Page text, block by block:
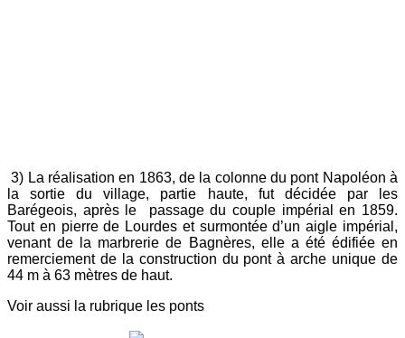
3) La réalisation en 1863, de la colonne du pont Napoléon à
la sortie du village, partie haute, fut décidée par les
Barégeois, après le passage du couple impérial en 1859.
Tout en pierre de Lourdes et surmontée d’un aigle impérial,
venant de la marbrerie de Bagnères, elle a été édifiée en
remerciement de la construction du pont à arche unique de
44 m à 63 mètres de haut.
Voir aussi la rubrique les ponts